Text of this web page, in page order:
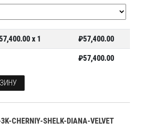
x 1 ₽57,400.00
₽57,400.00
CHERNIY-SHELK-DIANA-VELVET